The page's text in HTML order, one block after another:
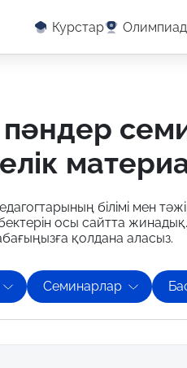
Курстар
білімі мен
осы сайтта
қолдана аласыз.
Семинарлар